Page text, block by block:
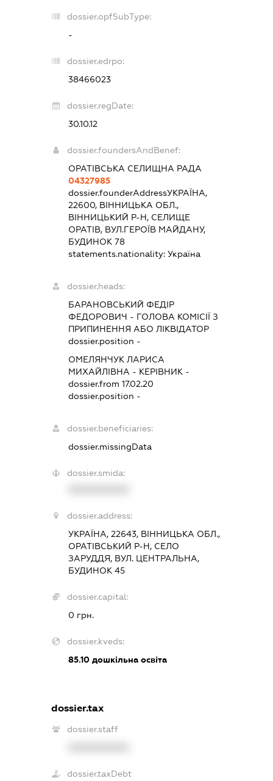
dossier.opfSubType:
-
dossier.edrpo:
38466023
dossier.regDate:
30.10.12
dossier.foundersAndBenef:
ОРАТІВСЬКА СЕЛИЩНА РАДА
04327985
dossier.founderAddressУКРАЇНА,
22600, ВІННИЦЬКА ОБЛ.,
ВІННИЦЬКИЙ Р-Н, СЕЛИЩЕ
ОРАТІВ, ВУЛ.ГЕРОЇВ МАЙДАНУ,
БУДИНОК 78
statements.nationality:Україна
dossier.heads:
БАРАНОВСЬКИЙ ФЕДІР
ФЕДОРОВИЧ - ГОЛОВА КОМІСІЇ З
ПРИПИНЕННЯ АБО ЛІКВІДАТОР
dossier.position -
ОМЕЛЯНЧУК ЛАРИСА
МИХАЙЛІВНА - КЕРІВНИК -
dossier.from 17.02.20
dossier.position -
dossier.beneficiaries:
dossier.missingData
dossier.smida:
dossier.address:
УКРАЇНА, 22643, ВІННИЦЬКА ОБЛ.,
ОРАТІВСЬКИЙ Р-Н, СЕЛО
ЗАРУДДЯ, ВУЛ. ЦЕНТРАЛЬНА,
БУДИНОК 45
dossier.capital:
0 грн.
dossier.kveds:
85.10 дошкільна освіта
dossier.tax
dossier.staff
dossier.taxDebt